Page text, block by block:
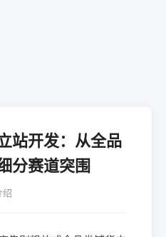
站开发：从全品
分赛道突围
绍